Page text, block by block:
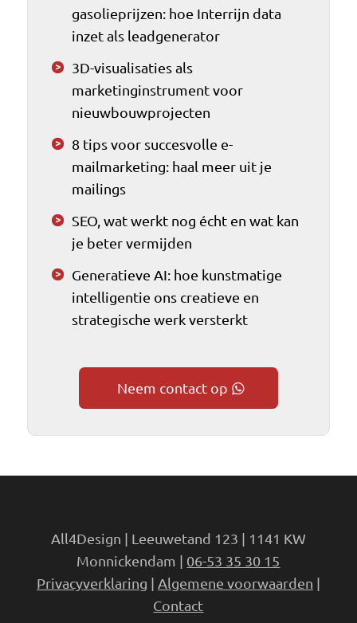
gasolieprijzen: hoe Interrijn data
inzet als leadgenerator
3D-visualisaties als
marketinginstrument voor
nieuwbouwprojecten
8 tips voor succesvolle e-
mailmarketing: haal meer uit je
mailings
SEO, wat werkt nog écht en wat kan
je beter vermijden
Generatieve AI: hoe kunstmatige
intelligentie ons creatieve en
strategische werk versterkt
Neem contact op
All4Design | Leeuwetand 123 | 1141 KW
Monnickendam | 06-53 35 30 15
Privacyverklaring | Algemene voorwaarden |
Contact